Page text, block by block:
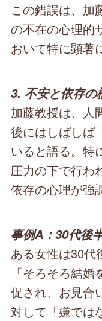
この錯誤は、加
の不在の心理的
おいて特に顕著
3. 不安と依存の
加藤教授は、人
後にはしばしば
いると語る。特
圧力の下で行わ
依存の心理が強
事例A：30代後
ある女性は30代
「そろそろ結
促され、お見合
対して「嫌では